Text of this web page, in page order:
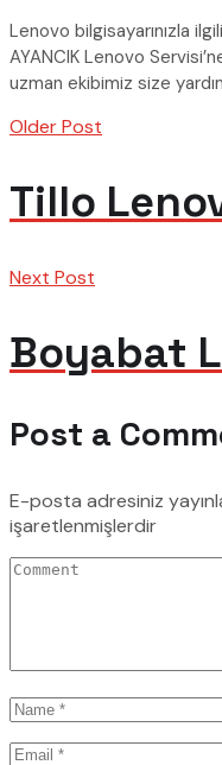
Lenovo bilgisayarınızla
AYANCIK Lenovo
uzman ekibimiz size
Older Post
Tillo
Next Post
Boyabat
Post a
E-posta adresiniz
işaretlenmişlerdir